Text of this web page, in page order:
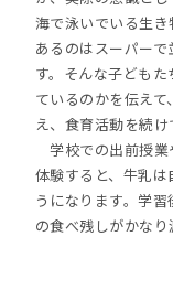
海で泳いでいる生
あるのはスーパー
す。そんな子ども
ているのかを伝え
え、食育活動を続け
学校での出前授業
体験すると、牛乳
うになります。学
の食べ残しがかなり